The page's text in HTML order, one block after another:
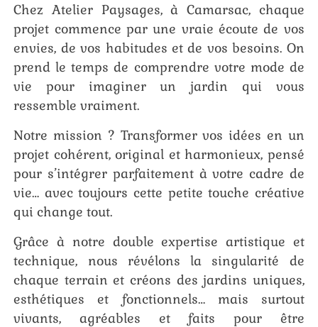
Chez Atelier Paysages, à Camarsac, chaque
projet commence par une vraie écoute de vos
envies, de vos habitudes et de vos besoins. On
prend le temps de comprendre votre mode de
vie pour imaginer un jardin qui vous
ressemble vraiment.
Notre mission ? Transformer vos idées en un
projet cohérent, original et harmonieux, pensé
pour s’intégrer parfaitement à votre cadre de
vie… avec toujours cette petite touche créative
qui change tout.
Grâce à notre double expertise artistique et
technique, nous révélons la singularité de
chaque terrain et créons des jardins uniques,
esthétiques et fonctionnels… mais surtout
vivants, agréables et faits pour être